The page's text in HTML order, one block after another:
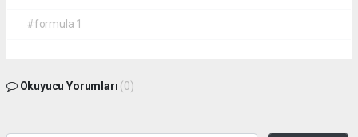
#formula 1
Okuyucu Yorumları (0)